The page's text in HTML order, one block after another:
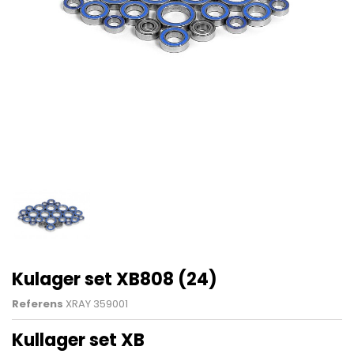
Kulager set XB808 (24)
Referens XRAY 359001
Kullager set XB